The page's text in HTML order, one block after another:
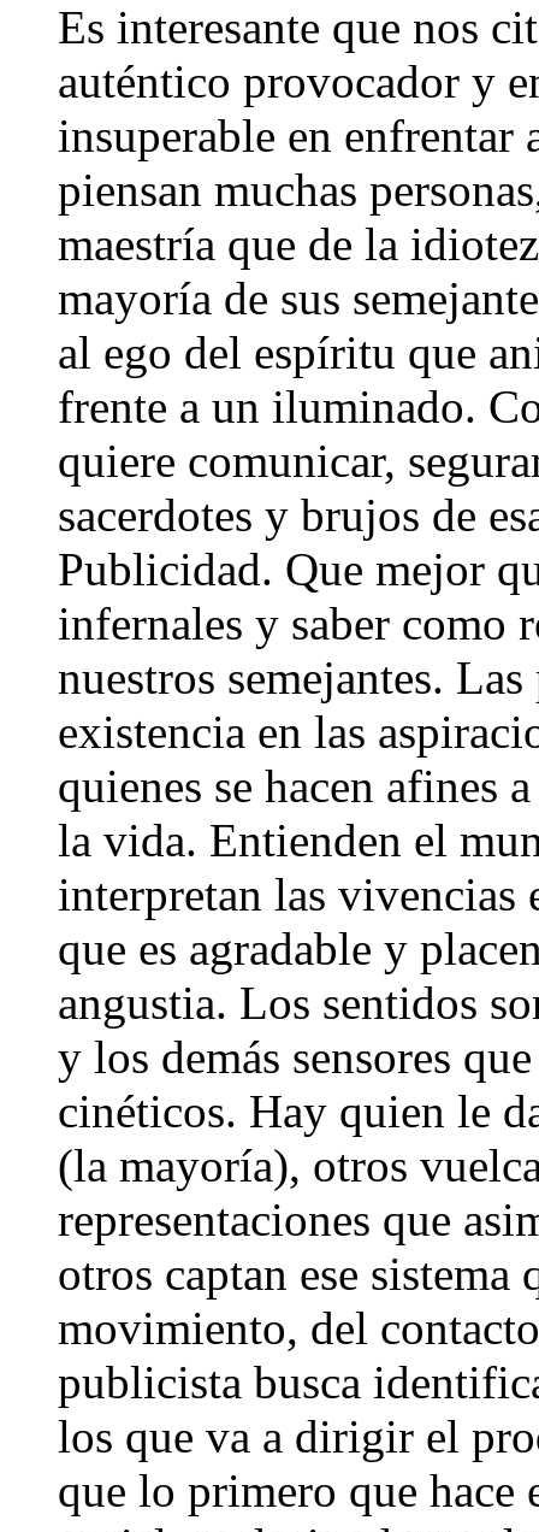
Es interesante que nos
auténtico provocador y
insuperable en enfrentar
piensan muchas
maestría que de la
mayoría de sus
al ego del espíritu que
frente a un iluminado.
quiere comunicar,
sacerdotes y brujos de
Publicidad. Que mejor
infernales y saber como
nuestros semejantes.
existencia en las
quienes se hacen afines
la vida. Entienden el
interpretan las vivencias
que es agradable y
angustia. Los sentidos
y los demás sensores
cinéticos. Hay quien le
(la mayoría), otros
representaciones que
otros captan ese sistema
movimiento, del
publicista busca
los que va a dirigir el
que lo primero que hace